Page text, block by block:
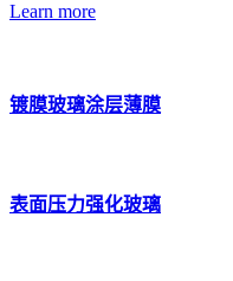
Learn more
镀膜玻璃涂层薄膜
表面压力强化玻璃